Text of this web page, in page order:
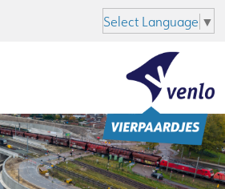
Select Language ▼